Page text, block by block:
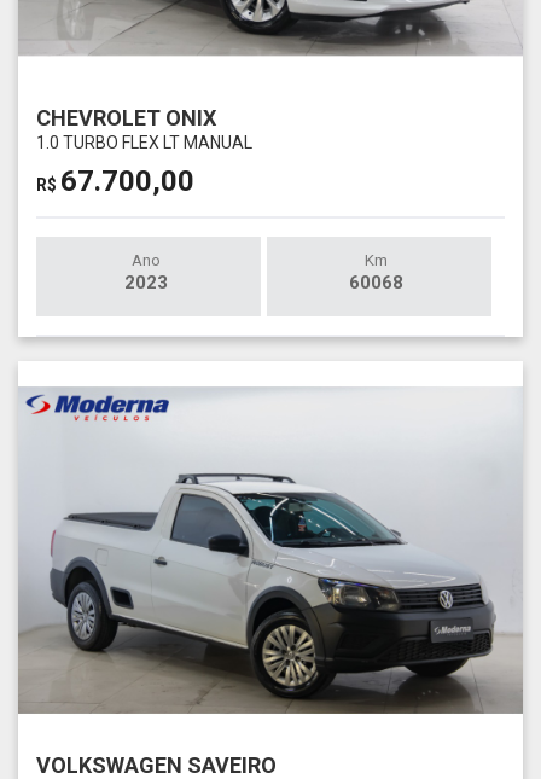
CHEVROLET ONIX
1.0 TURBO FLEX LT MANUAL
R$ 67.700,00
Ano
2023
Km
60068
VOLKSWAGEN SAVEIRO